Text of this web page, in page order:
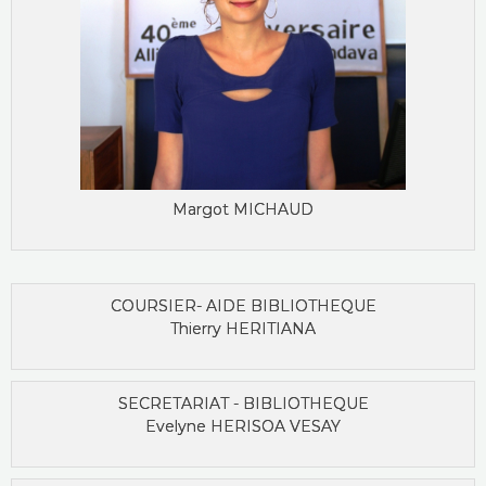
Margot MICHAUD
COURSIER- AIDE BIBLIOTHEQUE
Thierry HERITIANA
SECRETARIAT - BIBLIOTHEQUE
Evelyne HERISOA VESAY